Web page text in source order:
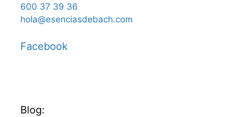
600 37 39 36
hola@esenciasdebach.com
Facebook
Blog: